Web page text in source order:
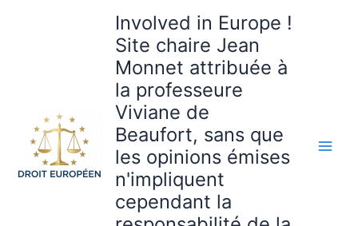
Involved in Europe !
Site chaire Jean
Monnet attribuée à
la professeure
Viviane de
Beaufort, sans que
les opinions émises
n'impliquent
cependant la